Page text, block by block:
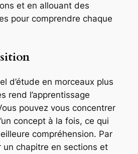
et en allouant des
pour comprendre chaque
d’étude en morceaux plus
rend l’apprentissage
pouvez vous concentrer
concept à la fois, ce qui
compréhension. Par
un chapitre en sections et